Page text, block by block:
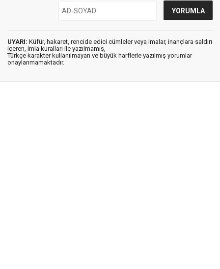
UYARI: Küfür, hakaret, rencide edici cümleler veya imalar, inançlara saldırı
içeren, imla kuralları ile yazılmamış,
Türkçe karakter kullanılmayan ve büyük harflerle yazılmış yorumlar
onaylanmamaktadır.